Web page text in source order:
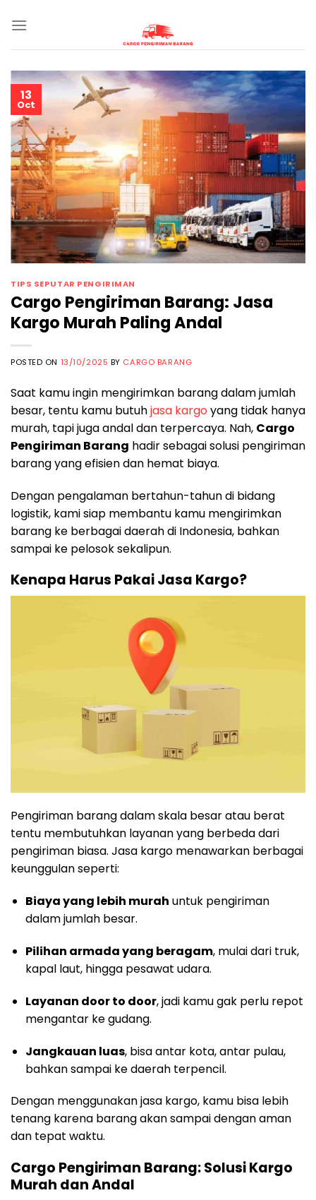
13
Oct
TIPS SEPUTAR PENGIRIMAN
Cargo Pengiriman Barang: Jasa
Kargo Murah Paling Andal
POSTED ON 13/10/2025 BY CARGO BARANG
Saat kamu ingin mengirimkan barang dalam jumlah
besar, tentu kamu butuhjasa kargo yang tidak hanya
murah, tapi juga andal dan terpercaya. Nah, Cargo
Pengiriman Barang hadir sebagai solusi pengiriman
barang yang efisien dan hemat biaya.
Dengan pengalaman bertahun-tahun di bidang
logistik, kami siap membantu kamu mengirimkan
barang ke berbagai daerah di Indonesia, bahkan
sampai ke pelosok sekalipun.
Kenapa Harus Pakai Jasa Kargo?
Pengiriman barang dalam skala besar atau berat
tentu membutuhkan layanan yang berbeda dari
pengiriman biasa. Jasa kargo menawarkan berbagai
keunggulan seperti:
Biaya yang lebih murah untuk pengiriman
dalam jumlah besar.
Pilihan armada yang beragam, mulai dari truk,
kapal laut, hingga pesawat udara.
Layanan door to door, jadi kamu gak perlu repot
mengantar ke gudang.
Jangkauan luas, bisa antar kota, antar pulau,
bahkan sampai ke daerah terpencil.
Dengan menggunakan jasa kargo, kamu bisa lebih
tenang karena barang akan sampai dengan aman
dan tepat waktu.
Cargo Pengiriman Barang: Solusi Kargo
Murah dan Andal